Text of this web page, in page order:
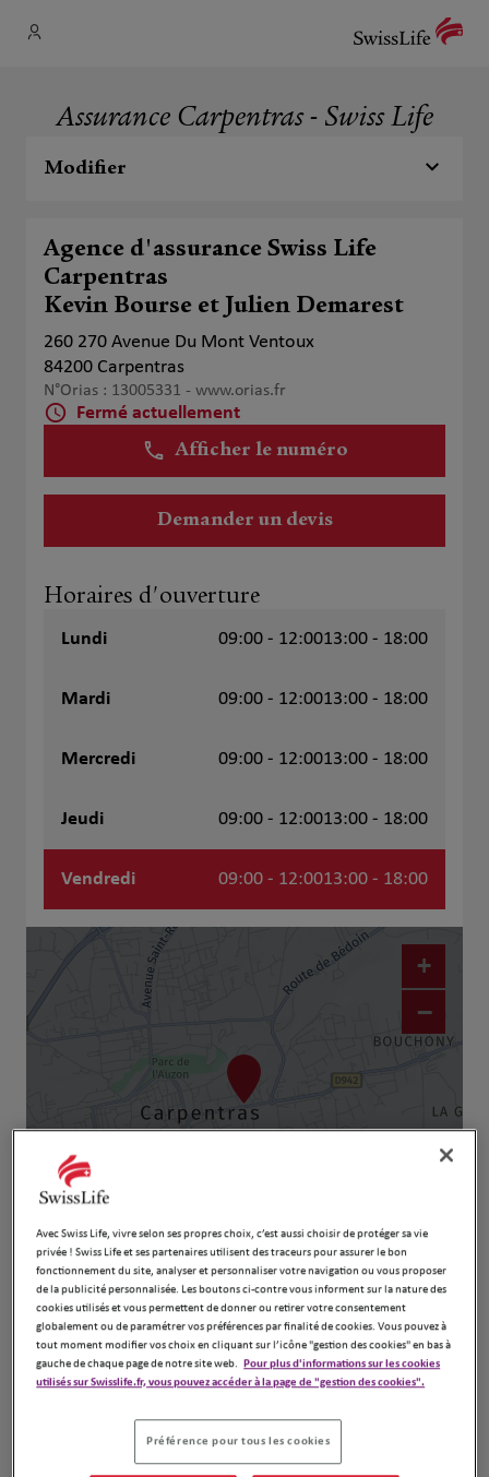
Assurance Carpentras - Swiss Life
Modifier
Agence d'assurance Swiss Life
Carpentras
Kevin Bourse et Julien Demarest
260 270 Avenue Du Mont Ventoux
84200 Carpentras
N°Orias : 13005331 - www.orias.fr
Fermé actuellement
Afficher le numéro
Demander un devis
Horaires d'ouverture
Lundi 09:00 - 12:0013:00 - 18:00
Mardi 09:00 - 12:0013:00 - 18:00
Mercredi 09:00 - 12:0013:00 - 18:00
Jeudi 09:00 - 12:0013:00 - 18:00
Vendredi 09:00 - 12:0013:00 - 18:00
+
−
Leaflet| Map ©2026HERE
Naviguer Itinéraire
Avec Swiss Life, vivre selon ses propres choix, c’est aussi choisir de protéger sa vie
privée ! Swiss Life et ses partenaires utilisent des traceurs pour assurer le bon
fonctionnement du site, analyser et personnaliser votre navigation ou vous proposer
de la publicité personnalisée. Les boutons ci-contre vous informent sur la nature des
cookies utilisés et vous permettent de donner ou retirer votre consentement
globalement ou de paramétrer vos préférences par finalité de cookies. Vous pouvez à
tout moment modifier vos choix en cliquant sur l’icône "gestion des cookies" en bas à
gauche de chaque page de notre site web. Pour plus d'informations sur les cookies
utilisés sur Swisslife.fr, vous pouvez accéder à la page de "gestion des cookies".
Préférence pour tous les cookies